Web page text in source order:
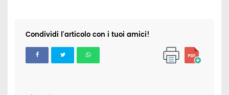
Condividi l'articolo con i tuoi amici!